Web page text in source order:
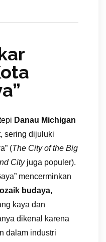
Danau Michigan
sering dijuluki
(The City of the Big
Cityjuga populer).
mencerminkan
budaya,
kaya dan
dikenal karena
dalam industri